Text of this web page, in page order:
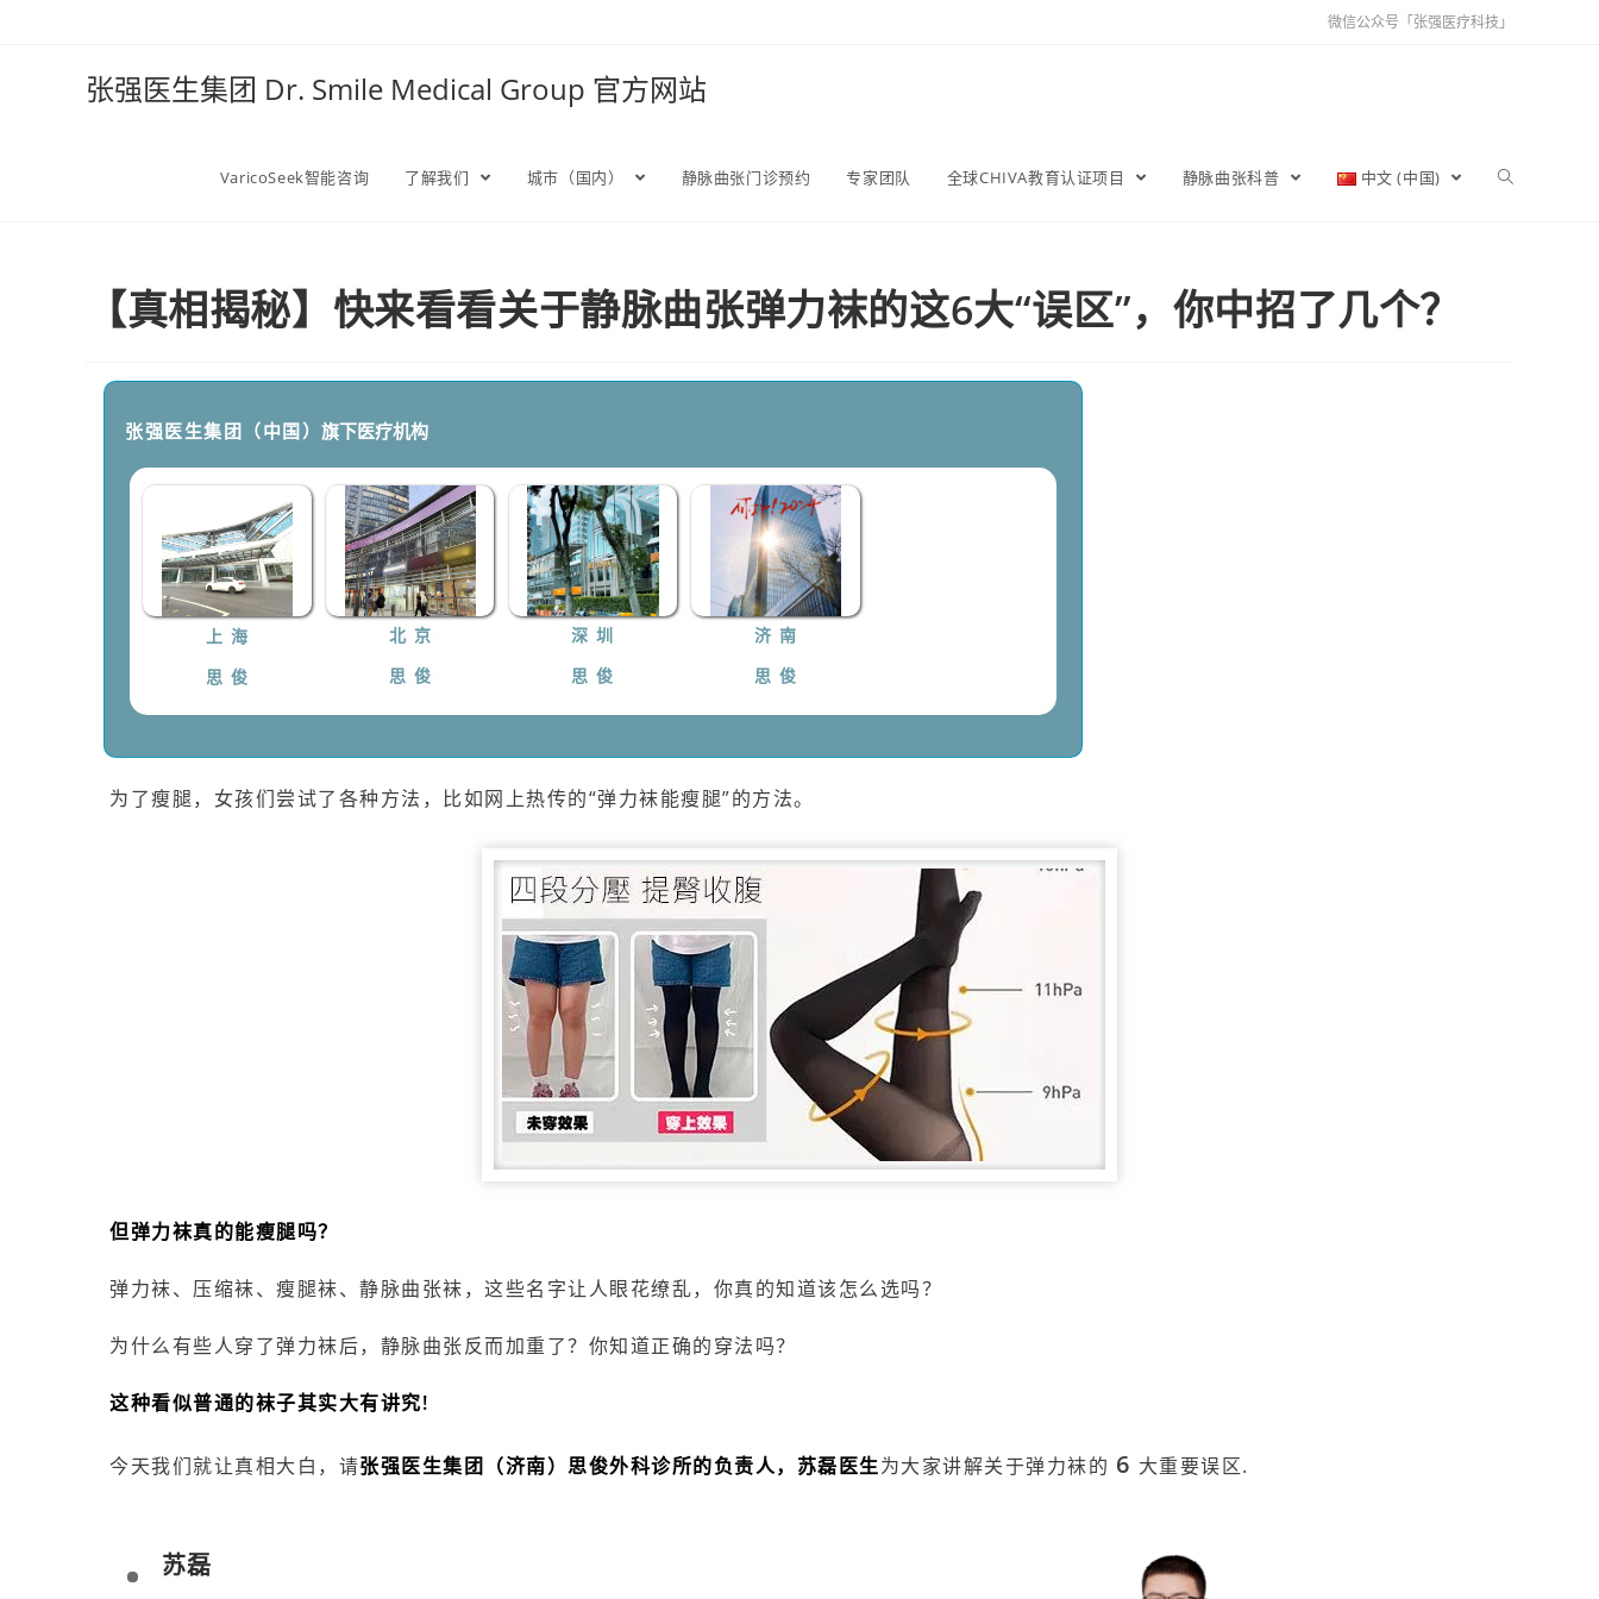
微信公众号「张强医疗科技」
张强医生集团 Dr. Smile Medical Group 官方网站
VaricoSeek智能咨询 了解我们 城市（国内） 静脉曲张门诊预约 专家团队 全球CHIVA教育认证项目 静脉曲张科普 中文 (中国)
【真相揭秘】快来看看关于静脉曲张弹力袜的这6大“误区”，你中招了几个？
张强医生集团（中国） 旗下医疗机构
上 海
思 俊
北 京
思 俊
深 圳
思 俊
济 南
思 俊
为了瘦腿，女孩们尝试了各种方法，比如网上热传的“弹力袜能瘦腿”的方法。
但弹力袜真的能瘦腿吗？
弹力袜、压缩袜、瘦腿袜、静脉曲张袜，这些名字让人眼花缭乱，你真的知道该怎么选吗？
为什么有些人穿了弹力袜后，静脉曲张反而加重了？你知道正确的穿法吗？
这种看似普通的袜子其实大有讲究!
今天我们就让真相大白，请张强医生集团（济南）思俊外科诊所的负责人，苏磊医生为大家讲解关于弹力袜的 6 大重要误区.
苏磊